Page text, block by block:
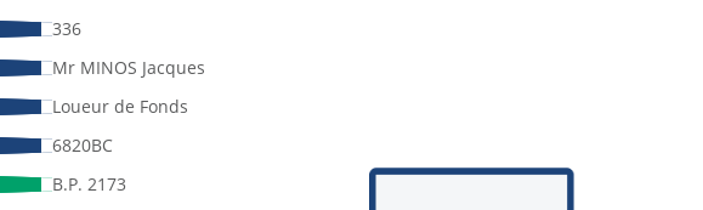
336
Mr MINOS Jacques
Loueur de Fonds
6820BC
B.P. 2173